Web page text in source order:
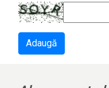
Adaugă